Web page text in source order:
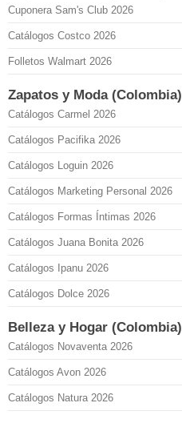
Cuponera Sam's Club 2026
Catálogos Costco 2026
Folletos Walmart 2026
Zapatos y Moda (Colombia)
Catálogos Carmel 2026
Catálogos Pacifika 2026
Catálogos Loguin 2026
Catálogos Marketing Personal 2026
Catálogos Formas Íntimas 2026
Catálogos Juana Bonita 2026
Catálogos Ipanu 2026
Catálogos Dolce 2026
Belleza y Hogar (Colombia)
Catálogos Novaventa 2026
Catálogos Avon 2026
Catálogos Natura 2026